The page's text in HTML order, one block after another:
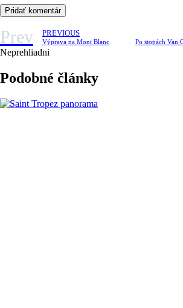
Prev PREVIOUS
Výprava na Mont Blanc
Neprehliadni
Podobné články